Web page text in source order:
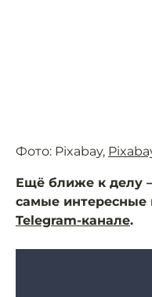
Фото: Pixabay,
Ещё ближе к делу
самые интересные
Telegram-канале.